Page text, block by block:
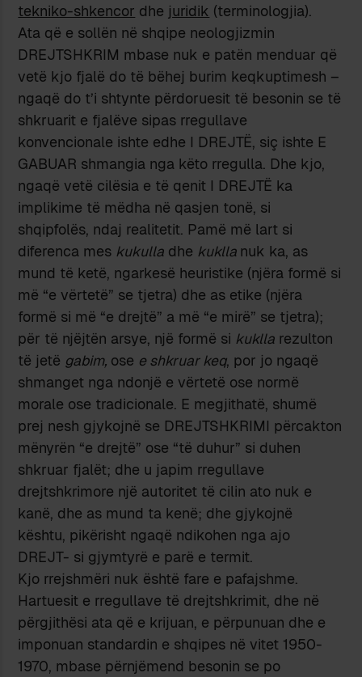
tekniko-shkencor dhe juridik (terminologjia).
Ata që e sollën në shqipe neologjizmin
DREJTSHKRIM mbase nuk e patën menduar që
vetë kjo fjalë do të bëhej burim keqkuptimesh –
ngaqë do t’i shtynte përdoruesit të besonin se të
shkruarit e fjalëve sipas rregullave
konvencionale ishte edhe I DREJTË, siç ishte E
GABUAR shmangia nga këto rregulla. Dhe kjo,
ngaqë vetë cilësia e të qenit I DREJTË ka
implikime të mëdha në qasjen tonë, si
shqipfolës, ndaj realitetit. Pamë më lart si
diferenca mes kukulla dhe kuklla nuk ka, as
mund të ketë, ngarkesë heuristike (njëra formë si
më “e vërtetë” se tjetra) dhe as etike (njëra
formë si më “e drejtë” a më “e mirë” se tjetra);
për të njëjtën arsye, një formë si kuklla rezulton
të jetë gabim, ose e shkruar keq, por jo ngaqë
shmanget nga ndonjë e vërtetë ose normë
morale ose tradicionale. E megjithatë, shumë
prej nesh gjykojnë se DREJTSHKRIMI përcakton
mënyrën “e drejtë” ose “të duhur” si duhen
shkruar fjalët; dhe u japim rregullave
drejtshkrimore një autoritet të cilin ato nuk e
kanë, dhe as mund ta kenë; dhe gjykojnë
kështu, pikërisht ngaqë ndikohen nga ajo
DREJT- si gjymtyrë e parë e termit.
Kjo rrejshmëri nuk është fare e pafajshme.
Hartuesit e rregullave të drejtshkrimit, dhe në
përgjithësi ata që e krijuan, e përpunuan dhe e
imponuan standardin e shqipes në vitet 1950-
1970, mbase përnjëmend besonin se po